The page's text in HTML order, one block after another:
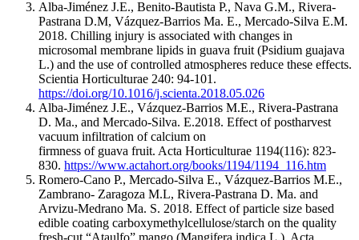
Alba-Jiménez J.E., Benito-Bautista P., Nava G.M., Rivera-
Pastrana D.M, Vázquez-Barrios Ma. E., Mercado-Silva E.M.
2018. Chilling injury is associated with changes in
microsomal membrane lipids in guava fruit (Psidium guajava
L.) and the use of controlled atmospheres reduce these effects.
Scientia Horticulturae 240: 94-101.
https://doi.org/10.1016/j.scienta.2018.05.026
Alba-Jiménez J.E., Vázquez-Barrios M.E., Rivera-Pastrana
D. Ma., and Mercado-Silva. E.2018. Effect of postharvest
vacuum infiltration of calcium on
firmness of guava fruit. Acta Horticulturae 1194(116): 823-
830. https://www.actahort.org/books/1194/1194_116.htm
Romero-Cano P., Mercado-Silva E., Vázquez-Barrios M.E.,
Zambrano- Zaragoza M.L, Rivera-Pastrana D. Ma. and
Arvizu-Medrano Ma. S. 2018. Effect of particle size based
edible coating carboxymethylcellulose/starch on the quality